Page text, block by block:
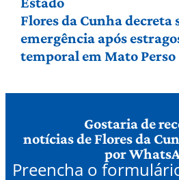
Flores da Cunha decreta
emergência após
temporal em Mato Perso
Gostaria de
notícias de Flores da
por
Preencha o